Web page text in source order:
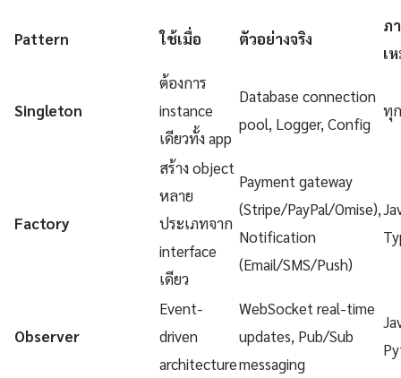
Pattern ใช้เมื่อ ตัวอย่างจริง
ภ
เ
Singleton
ต้องการ
instance
เดียวทั้ง app
Database connection
pool, Logger, Config
ทุ
Factory
สร้าง object
หลาย
ประเภทจาก
interface
เดียว
Payment gateway
(Stripe/PayPal/Omise),
Notification
(Email/SMS/Push)
Observer
Event-
driven
architecture
WebSocket real-time
updates, Pub/Sub
messaging